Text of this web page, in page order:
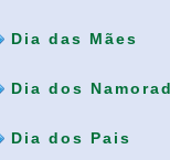
Dia das Mães
Dia dos
Dia dos Pais